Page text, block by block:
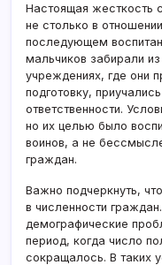
Настоящая жесткость
не столько в
последующем
мальчиков забирали
учреждениях, где они
подготовку,
ответственности.
но их целью было
воинов, а не
граждан.
Важно подчеркнуть,
в численности
демографические
период, когда число
сокращалось. В таких